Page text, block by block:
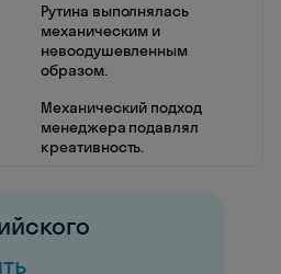
Рутина выполнялась
механическим и
невоодушевленным
образом.
Механический подход
менеджера подавлял
креативность.